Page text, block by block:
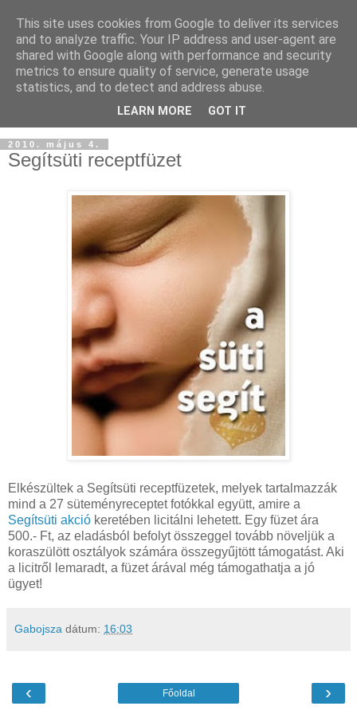
2010. május 4.
Segítsüti receptfüzet
Elkészültek a Segítsüti receptfüzetek, melyek tartalmazzák
mind a 27 süteményreceptet fotókkal együtt, amire a
Segítsüti akció keretében licitálni lehetett. Egy füzet ára
500.- Ft, az eladásból befolyt összeggel tovább növeljük a
koraszülött osztályok számára összegyűjtött támogatást. Aki
a licitről lemaradt, a füzet árával még támogathatja a jó
ügyet!
Gabojsza dátum: 16:03
‹ ›
Főoldal
This site uses cookies from Google to deliver its services
and to analyze traffic. Your IP address and user-agent are
shared with Google along with performance and security
metrics to ensure quality of service, generate usage
statistics, and to detect and address abuse.
LEARN MORE GOT IT